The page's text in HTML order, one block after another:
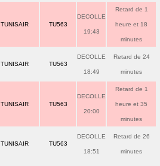
TUNISAIR TU563
DECOLLE
19:43
Retard de 1
heure et 18
minutes
TUNISAIR TU563
DECOLLE
18:49
Retard de 24
minutes
TUNISAIR TU563
DECOLLE
20:00
Retard de 1
heure et 35
minutes
TUNISAIR TU563
DECOLLE
18:51
Retard de 26
minutes